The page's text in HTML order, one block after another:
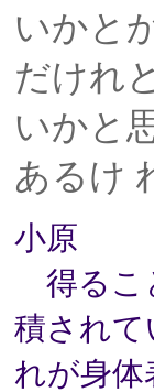
いかと
だけれ
いかと
あるけ
小原
得るこ
積され
れが身